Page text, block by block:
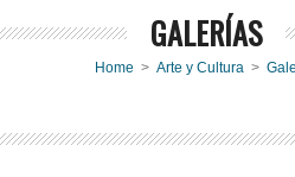
¿Eres el
GALERÍAS
Home > Arte y Cultura >